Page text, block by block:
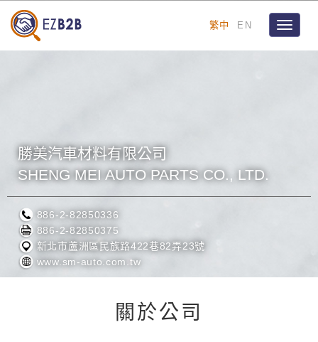
繁中 EN
Toggle
勝美汽車材料有限公司
SHENG MEI AUTO PARTS CO., LTD.
886-2-82850336
886-2-82850375
新北市蘆洲區民族路422巷82弄23號
www.sm-auto.com.tw
關於公司